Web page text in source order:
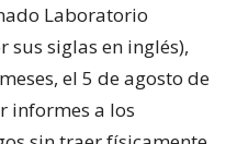
Laboratorio
sus siglas en inglés),
el 5 de agosto de
informes a los